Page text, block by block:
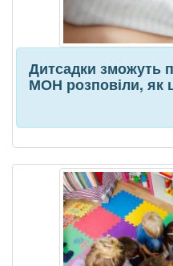
Дитсадки зможуть
МОН розповіли, як